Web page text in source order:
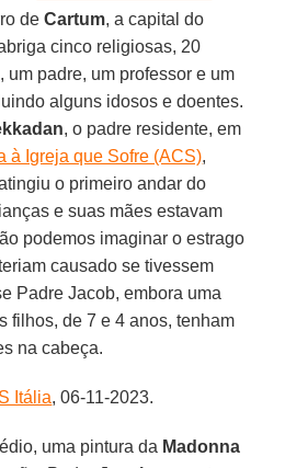
deCartum, a capital do
cinco religiosas, 20
um padre, um professor e um
alguns idosos e doentes.
, o padre residente, em
à Igreja que Sofre (ACS),
o primeiro andar do
e suas mães estavam
podemos imaginar o estrago
causado se tivessem
Padre Jacob, embora uma
filhos, de 7 e 4 anos, tenham
na cabeça.
Itália, 06-11-2023.
uma pintura da Madonna